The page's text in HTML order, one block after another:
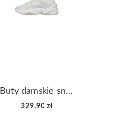
Buty damskie sneakersy Nike M2K Tekno AO3108-006
329,90 zł